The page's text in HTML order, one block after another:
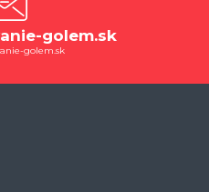
golem.sk
golem.sk